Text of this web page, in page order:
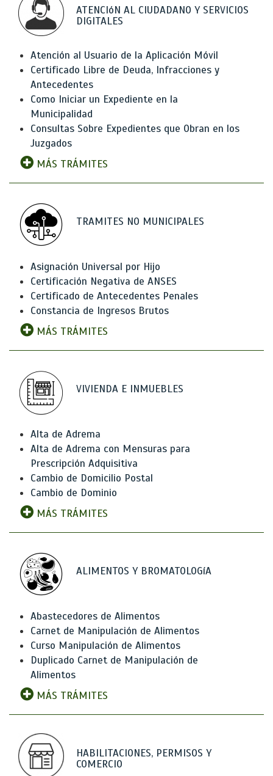
ATENCIóN AL CIUDADANO Y SERVICIOS
DIGITALES
Atención al Usuario de la Aplicación Móvil
Certificado Libre de Deuda, Infracciones y
Antecedentes
Como Iniciar un Expediente en la
Municipalidad
Consultas Sobre Expedientes que Obran en los
Juzgados
MÁS TRÁMITES
TRAMITES NO MUNICIPALES
Asignación Universal por Hijo
Certificación Negativa de ANSES
Certificado de Antecedentes Penales
Constancia de Ingresos Brutos
MÁS TRÁMITES
VIVIENDA E INMUEBLES
Alta de Adrema
Alta de Adrema con Mensuras para
Prescripción Adquisitiva
Cambio de Domicilio Postal
Cambio de Dominio
MÁS TRÁMITES
ALIMENTOS Y BROMATOLOGíA
Abastecedores de Alimentos
Carnet de Manipulación de Alimentos
Curso Manipulación de Alimentos
Duplicado Carnet de Manipulación de
Alimentos
MÁS TRÁMITES
HABILITACIONES, PERMISOS Y
COMERCIO